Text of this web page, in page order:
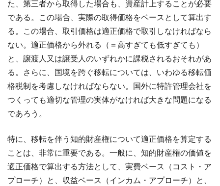
た、第三者から取得した場合も、資産計上することが必要
である。この場合、実際の取得価格をベースとして算出す
る。この場合、取引価格は適正価格で取引しなければなら
ない。適正価格から外れる（＝高すぎても低すぎても）
と、譲渡人又は譲受人のいずれかに課税されるおそれがあ
る。さらに、国境を跨ぐ移転については、いわゆる移転価
格税制を考慮しなければならない。国外に特許管理会社を
つくっても適切な管理の実体がなければ大きな問題になる
であろう。
特に、移転を伴う知的財産権について適正価格を算定する
ことは、非常に重要である。一般に、知的財産権の価値を
適正価格で算出する方法として、実費ベース（コスト・ア
プローチ）と、収益ベース（インカム・アプローチ）と、